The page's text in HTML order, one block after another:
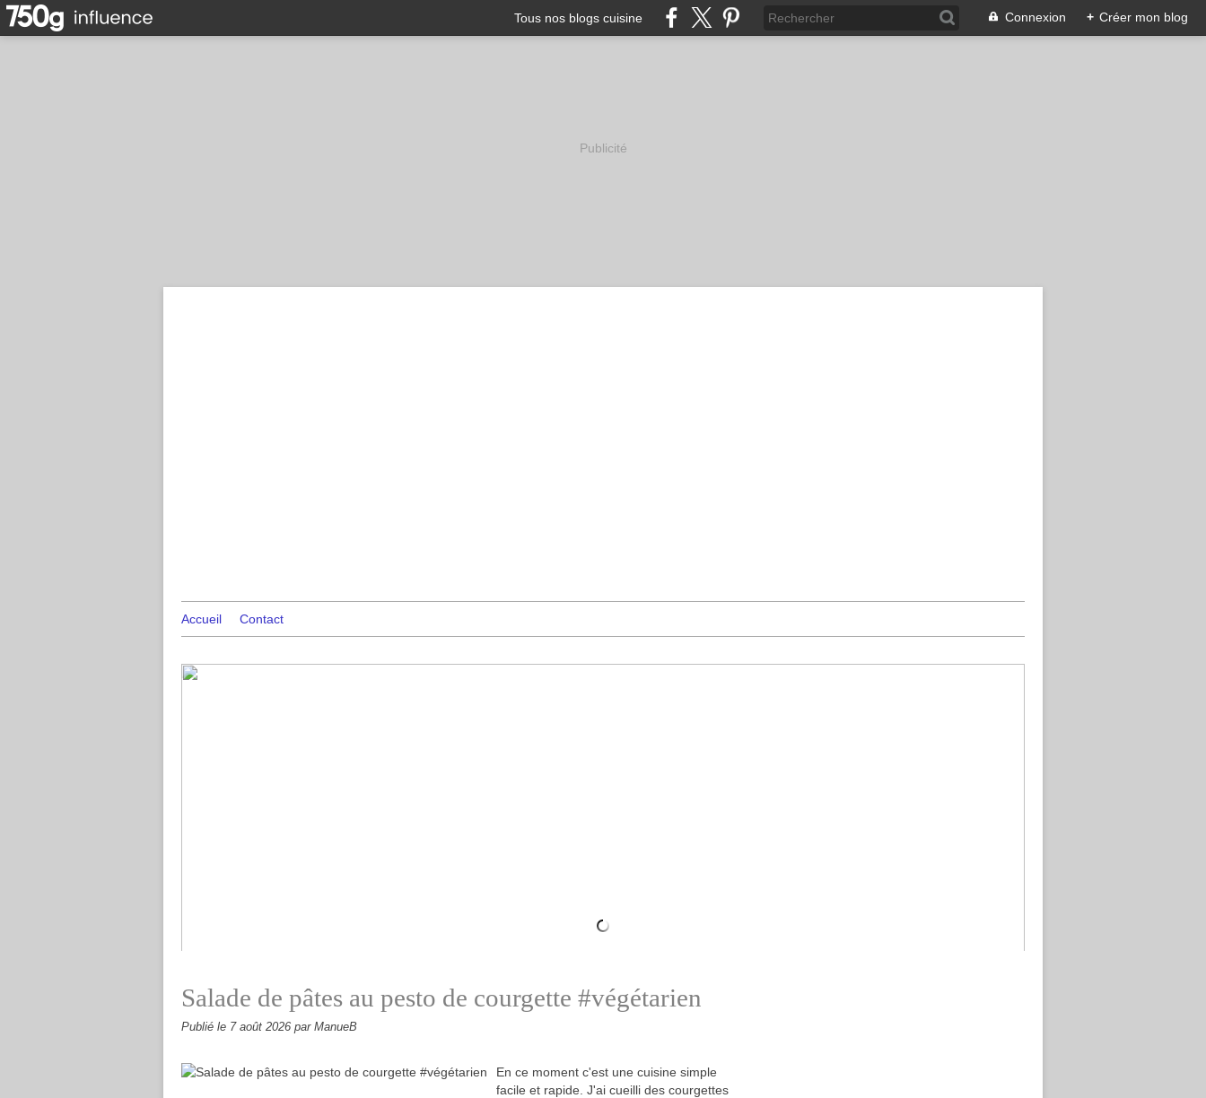
Tous nos blogs cuisine Connexion + Créer mon blog
Publicité
Accueil Contact
Salade de pâtes au pesto de courgette #végétarien
Publié le 7 août 2026 par ManueB
En ce moment c'est une cuisine simple
facile et rapide. J'ai cueilli des courgettes